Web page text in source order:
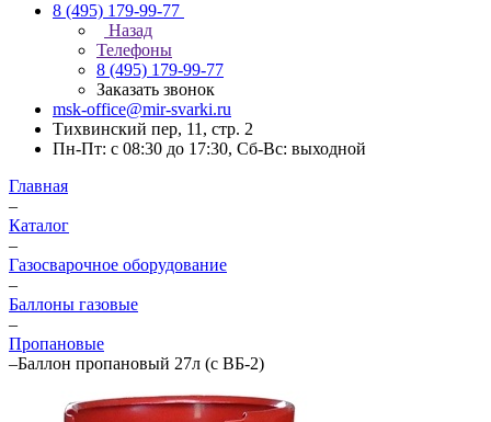
8 (495) 179-99-77
Назад
Телефоны
8 (495) 179-99-77
Заказать звонок
msk-office@mir-svarki.ru
Тихвинский пер, 11, стр. 2
Пн-Пт: с 08:30 до 17:30, Сб-Вс: выходной
Главная
–
Каталог
–
Газосварочное оборудование
–
Баллоны газовые
–
Пропановые
–Баллон пропановый 27л (с ВБ-2)